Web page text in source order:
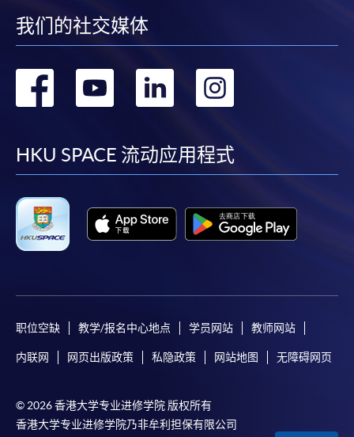
我们的社交媒体
转
facebook
转
youtube
转
linkedin
转
HKU SPACE 流动应用程式
职位空缺 教学/报名中心地点 学员网站 教师网站
内联网 网页出版政策 私隐政策 网站地图 无障碍网页
© 2026 香港大学专业进修学院 版权所有
香港大学专业进修学院乃非牟利担保有限公司